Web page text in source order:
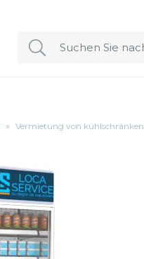
» Vermietung von kühlschränken